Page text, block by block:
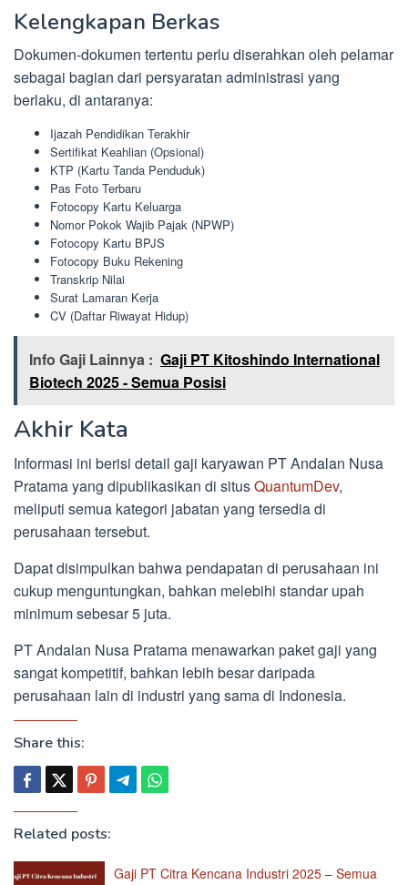
Kelengkapan Berkas
Dokumen-dokumen tertentu perlu diserahkan oleh pelamar
sebagai bagian dari persyaratan administrasi yang
berlaku, di antaranya:
Ijazah Pendidikan Terakhir
Sertifikat Keahlian (Opsional)
KTP (Kartu Tanda Penduduk)
Pas Foto Terbaru
Fotocopy Kartu Keluarga
Nomor Pokok Wajib Pajak (NPWP)
Fotocopy Kartu BPJS
Fotocopy Buku Rekening
Transkrip Nilai
Surat Lamaran Kerja
CV (Daftar Riwayat Hidup)
Info Gaji Lainnya : Gaji PT Kitoshindo International
Biotech 2025 - Semua Posisi
Akhir Kata
Informasi ini berisi detail gaji karyawan PT Andalan Nusa
Pratama yang dipublikasikan di situsQuantumDev,
meliputi semua kategori jabatan yang tersedia di
perusahaan tersebut.
Dapat disimpulkan bahwa pendapatan di perusahaan ini
cukup menguntungkan, bahkan melebihi standar upah
minimum sebesar 5 juta.
PT Andalan Nusa Pratama menawarkan paket gaji yang
sangat kompetitif, bahkan lebih besar daripada
perusahaan lain di industri yang sama di Indonesia.
Share this:
Related posts:
Gaji PT Citra Kencana Industri 2025 – Semua